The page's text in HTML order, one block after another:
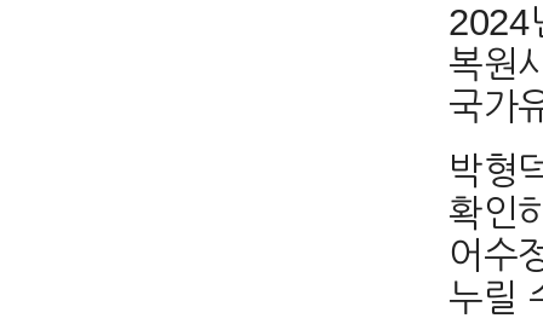
2024
복원
국가
박형
확인
어수
누릴